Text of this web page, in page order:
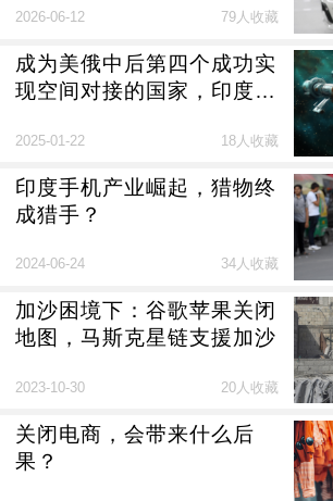
2026-06-12 79人收藏
成为美俄中后第四个成功实
现空间对接的国家，印度被
2025-01-22 18人收藏
印度手机产业崛起，猎物终
成猎手？
2024-06-24 34人收藏
加沙困境下：谷歌苹果关闭
地图，马斯克星链支援加沙
2023-10-30 20人收藏
关闭电商，会带来什么后
果？